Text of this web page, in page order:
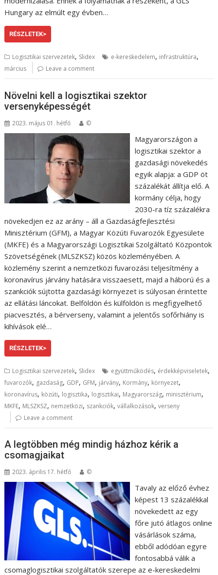
Hungary az elmúlt egy évben…
RÉSZLETEK>
Logisztikai szervezetek, Slidex e-kereskedelem, infrastruktúra,
március Leave a comment
Növelni kell a logisztikai szektor
versenyképességét
2023. május 01. hétfő ©
Magyarországon a
logisztikai szektor a
gazdasági növekedés
egyik alapja: a GDP öt
százalékát állítja elő. A
kormány célja, hogy
2030-ra tíz százalékra
növekedjen ez az arány – áll a Gazdaságfejlesztési
Minisztérium (GFM), a Magyar Közúti Fuvarozók Egyesülete
(MKFE) és a Magyarországi Logisztikai Szolgáltató Központok
Szövetségének (MLSZKSZ) közös közleményében. A
közlemény szerint a nemzetközi fuvarozási teljesítmény a
koronavírus járvány hatására visszaesett, majd a háború és a
szankciók sújtotta gazdasági környezet is súlyosan érintette
az ellátási láncokat. Belföldön és külföldön is megfigyelhető
piacvesztés, a bérverseny, valamint a jelentős sofőrhiány is
kihívások elé…
RÉSZLETEK>
Logisztikai szervezetek, Slidex együttműködés, érdekképviseletek,
fuvarozók, gazdaság, GDP, GFM, járvány, Kormány, környezet,
koronavírus, közúti, logisztika, logisztikai, Magyarország, minisztérium,
MKFE, MLSZKSZ, nemzetközi, szankciók,vállalkozások,verseny
Leave a comment
A legtöbben még mindig házhoz kérik a
csomagjaikat
2023. április 17. hétfő ©
Tavaly az előző évhez
képest 13 százalékkal
növekedett az egy
főre jutó átlagos online
vásárlások száma,
ebből adódóan egyre
fontosabbá válik a
csomaglogisztikai szolgáltatók szerepe az e-kereskedelmi